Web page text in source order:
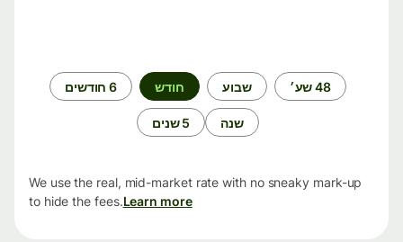
48 שע׳ שבוע חודש 6 חודשים
שנה 5 שנים
We use the real, mid-market rate with no sneaky mark-up
to hide the fees.Learn more